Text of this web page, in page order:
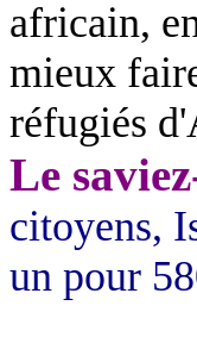
africain,
mieux
réfugiés
Le
citoyens,
un pour